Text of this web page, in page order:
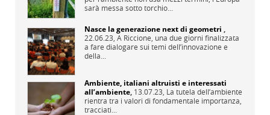
sarà messa sotto torchio...
Nasce la generazione next di geometri ,
22.06.23, A Riccione, una due giorni finalizzata
a fare dialogare sui temi dell’innovazione e
della...
Ambiente, italiani altruisti e interessati
all’ambiente, 13.07.23, La tutela dell’ambiente
rientra tra i valori di fondamentale importanza,
tracciati...